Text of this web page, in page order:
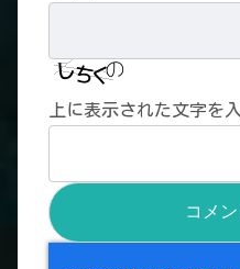
上に表示された文字を